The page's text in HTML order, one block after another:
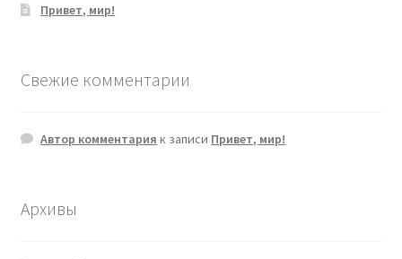
Привет, мир!
Свежие комментарии
Автор комментария к записи Привет, мир!
Архивы